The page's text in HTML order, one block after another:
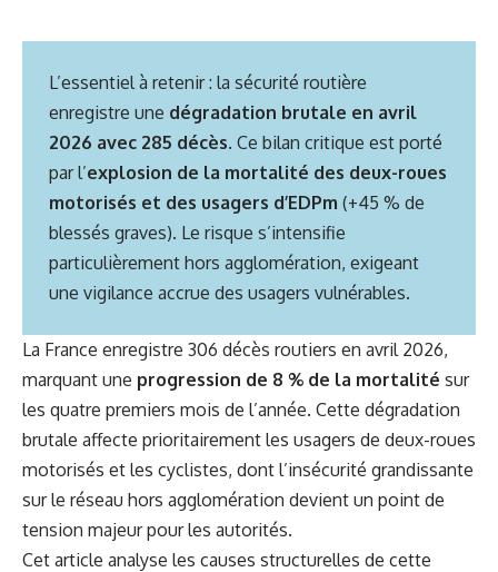
L’essentiel à retenir : la sécurité routière
enregistre une dégradation brutale en avril
2026 avec 285 décès. Ce bilan critique est porté
par l’explosion de la mortalité des deux-roues
motorisés et des usagers d’EDPm (+45 % de
blessés graves). Le risque s’intensifie
particulièrement hors agglomération, exigeant
une vigilance accrue des usagers vulnérables.
La France enregistre 306 décès routiers en avril 2026,
marquant une progression de 8 % de la mortalité sur
les quatre premiers mois de l’année. Cette dégradation
brutale affecte prioritairement les usagers de deux-roues
motorisés et les cyclistes, dont l’insécurité grandissante
sur le réseau hors agglomération devient un point de
tension majeur pour les autorités.
Cet article analyse les causes structurelles de cette